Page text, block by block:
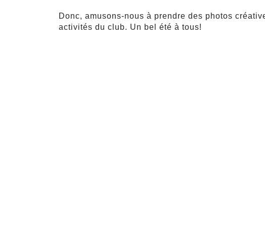
Donc, amusons-nous à prendre des photos
activités du club. Un bel été à tous!